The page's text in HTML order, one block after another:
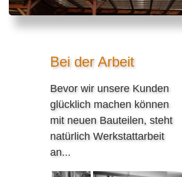
Bei der Arbeit
Bevor wir unsere Kunden
glücklich machen können
mit neuen Bauteilen, steht
natürlich Werkstattarbeit
an...